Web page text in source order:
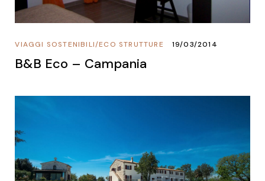
ECO STRUTTURE
/
VIAGGI SOSTENIBILI 19/03/2014
B&B Eco – Campania